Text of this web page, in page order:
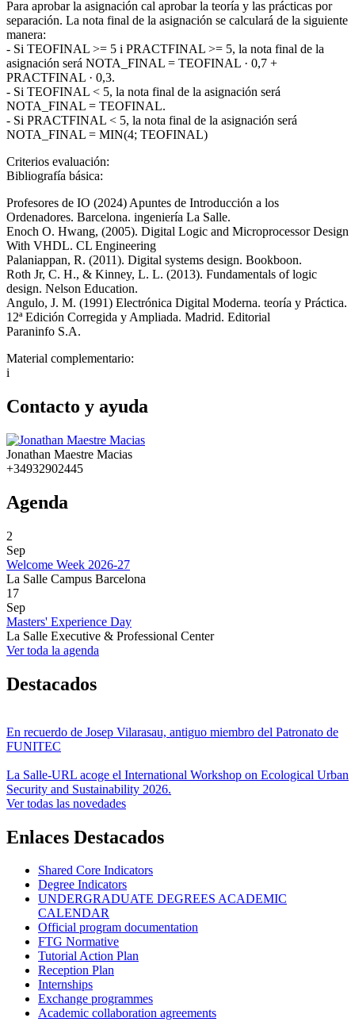
Para aprobar la asignación cal aprobar la teoría y las prácticas por
separación. La nota final de la asignación se calculará de la siguiente
manera:
- Si TEOFINAL >= 5 i PRACTFINAL >= 5, la nota final de la
asignación será NOTA_FINAL = TEOFINAL · 0,7 +
PRACTFINAL · 0,3.
- Si TEOFINAL < 5, la nota final de la asignación será
NOTA_FINAL = TEOFINAL.
- Si PRACTFINAL < 5, la nota final de la asignación será
NOTA_FINAL = MIN(4; TEOFINAL)
Criterios evaluación:
Bibliografía básica:
Profesores de IO (2024) Apuntes de Introducción a los
Ordenadores. Barcelona. ingeniería La Salle.
Enoch O. Hwang, (2005). Digital Logic and Microprocessor Design
With VHDL. CL Engineering
Palaniappan, R. (2011). Digital systems design. Bookboon.
Roth Jr, C. H., & Kinney, L. L. (2013). Fundamentals of logic
design. Nelson Education.
Angulo, J. M. (1991) Electrónica Digital Moderna. teoría y Práctica.
12ª Edición Corregida y Ampliada. Madrid. Editorial
Paraninfo S.A.
Material complementario:
i
Contacto y ayuda
Jonathan Maestre Macias
+34932902445
Agenda
2
Sep
Welcome Week 2026-27
La Salle Campus Barcelona
17
Sep
Masters' Experience Day
La Salle Executive & Professional Center
Ver toda la agenda
Destacados
En recuerdo de Josep Vilarasau, antiguo miembro del Patronato de
FUNITEC
La Salle-URL acoge el International Workshop on Ecological Urban
Security and Sustainability 2026.
Ver todas las novedades
Enlaces Destacados
Shared Core Indicators
Degree Indicators
UNDERGRADUATE DEGREES ACADEMIC
CALENDAR
Official program documentation
FTG Normative
Tutorial Action Plan
Reception Plan
Internships
Exchange programmes
Academic collaboration agreements